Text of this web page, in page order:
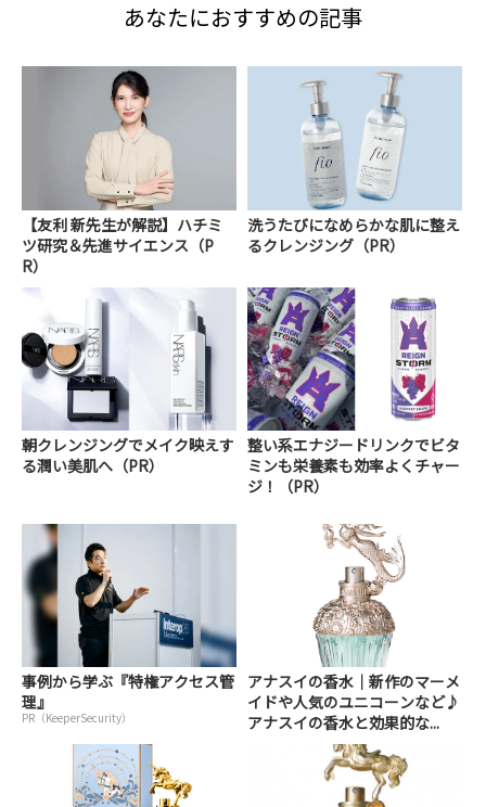
あなたにおすすめの記事
【友利 新先生が解説】ハチミ
ツ研究＆先進サイエンス（P
R）
洗うたびになめらかな肌に整え
るクレンジング（PR）
朝クレンジングでメイク映えす
る潤い美肌へ（PR）
整い系エナジードリンクでビタ
ミンも栄養素も効率よくチャー
ジ！（PR）
事例から学ぶ『特権アクセス管
理』
PR（KeeperSecurity）
アナスイの香水｜新作のマーメ
イドや人気のユニコーンなど♪
アナスイの香水と効果的な...